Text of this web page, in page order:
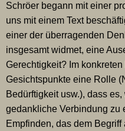
Schröer begann mit einer
uns mit einem Text
einer der überragenden
insgesamt widmet, eine
Gerechtigkeit? Im
Gesichtspunkte eine Rolle
Bedürftigkeit usw.), dass
gedankliche Verbindung zu
Empfinden, das dem